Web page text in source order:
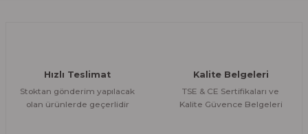
Bu ürüne benzer farklı alternatifler olmalı.
Hızlı Teslimat
Stoktan gönderim yapılacak
olan ürünlerde geçerlidir
Kalite Belgeleri
TSE & CE Sertifikaları ve
Kalite Güvence Belgeleri